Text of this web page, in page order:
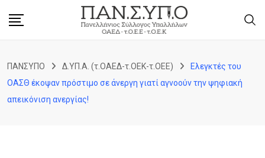
ΠΑΝΣΥΠΟ Δ.ΥΠ.Α. (τ.ΟΑΕΔ-τ.ΟΕΚ-τ.ΟΕΕ)
Ελεγκτές του
ΟΑΣΘ έκοψαν πρόστιμο σε άνεργη γιατί αγνοούν την ψηφιακή
απεικόνιση ανεργίας!